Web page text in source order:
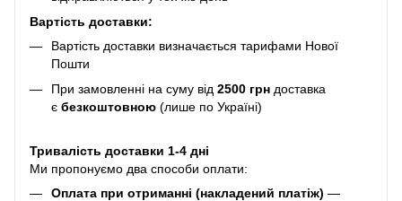
Вартість доставки:
Вартість доставки визначається тарифами Нової
Пошти
При замовленні на суму від 2500 грн доставка
є безкоштовною (лише по Україні)
Тривалість доставки 1-4 дні
Ми пропонуємо два способи оплати:
Оплата при отриманні (накладений платіж) —